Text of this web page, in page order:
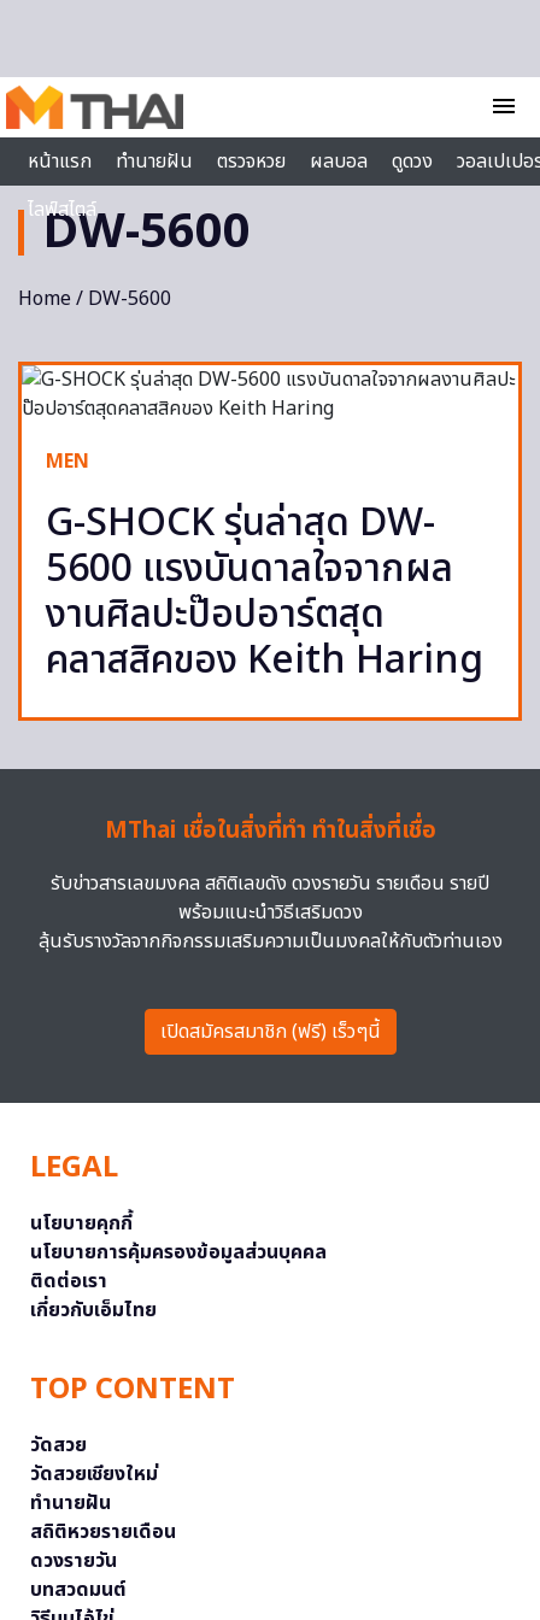
menu
หน้าแรก
ทำนายฝัน ตรวจหวย ผลบอล ดูดวง
วอลเปเป
ไลฟ์สไตล์
DW-5600
Home/ DW-5600
MEN
G-SHOCK รุ่นล่าสุด DW-
5600 แรงบันดาลใจจากผล
งานศิลปะป๊อปอาร์ตสุด
คลาสสิคของ Keith Haring
MThai เชื่อในสิ่งที่ทำ ทำในสิ่งที่เชื่อ
รับข่าวสารเลขมงคล สถิติเลขดัง ดวงรายวัน รายเดือน รายปี
พร้อมแนะนำวิธีเสริมดวง
ลุ้นรับรางวัลจากกิจกรรมเสริมความเป็นมงคลให้กับตัวท่านเอง
เปิดสมัครสมาชิก (ฟรี) เร็วๆนี้
LEGAL
นโยบายคุกกี้
นโยบายการคุ้มครองข้อมูลส่วนบุคคล
ติดต่อเรา
เกี่ยวกับเอ็มไทย
TOP CONTENT
วัดสวย
วัดสวยเชียงใหม่
ทำนายฝัน
สถิติหวยรายเดือน
ดวงรายวัน
บทสวดมนต์